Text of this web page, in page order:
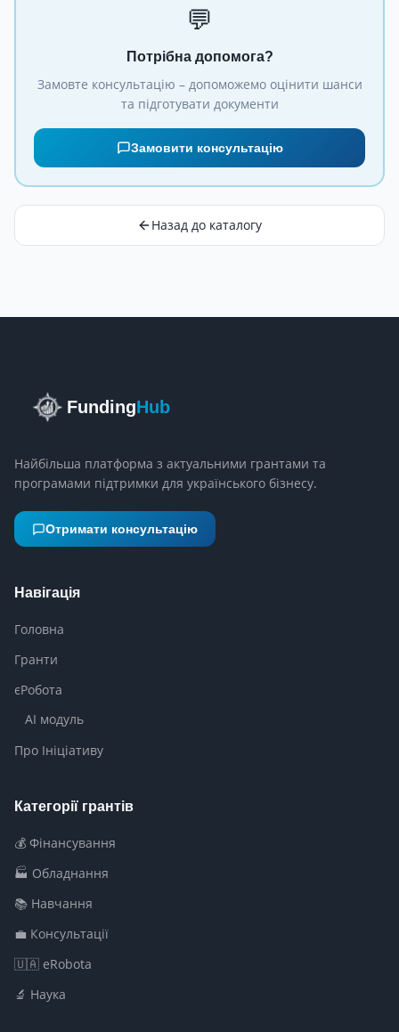
💬
Потрібна допомога?
Замовте консультацію – допоможемо оцінити шанси
та підготувати документи
Замовити консультацію
Назад до каталогу
FundingHub
Найбільша платформа з актуальними грантами та
програмами підтримки для українського бізнесу.
Отримати консультацію
Навігація
Головна
Гранти
єРобота
AI модуль
Про Ініціативу
Категорії грантів
💰 Фінансування
🏭 Обладнання
📚 Навчання
💼 Консультації
🇺🇦 eRobota
🔬 Наука